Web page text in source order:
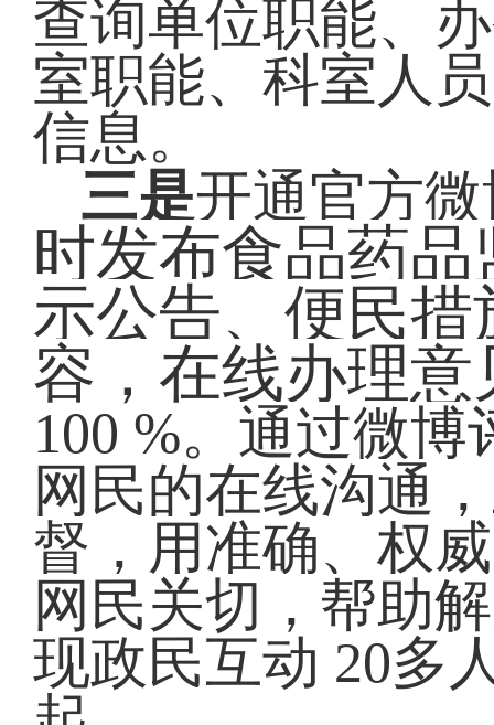
查询单位职能、
室职能、科室人
信息。
三是开通官方
时发布食品药
示公告、便民
容，在线办理意
100 %。 通过微博
网民的在线沟通
督，用准确、权
网民关切，帮助
现政民互动 20多